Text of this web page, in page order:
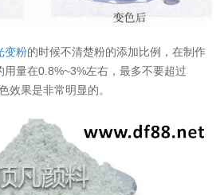
变粉的时候不清楚粉的添加比例，在制作
用量在0.8%~3%左右，最多不要超过
效果是非常明显的。